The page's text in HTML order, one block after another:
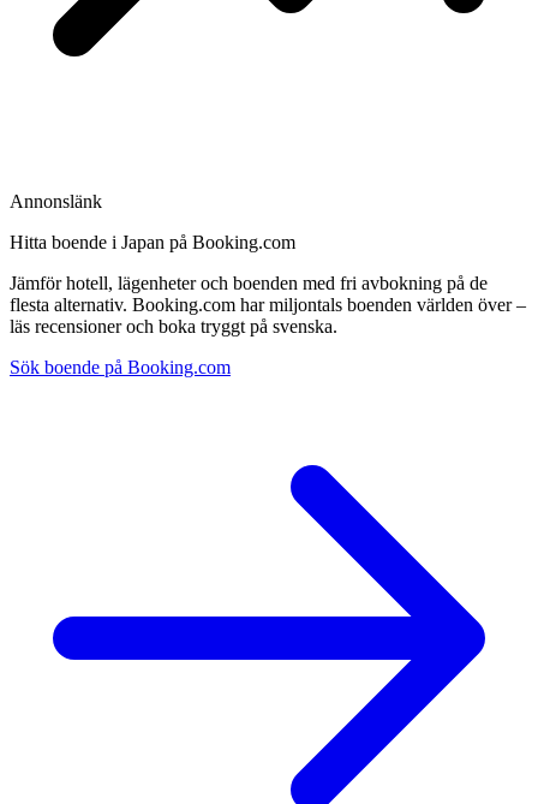
Annonslänk
Hitta boende i Japan på Booking.com
Jämför hotell, lägenheter och boenden med fri avbokning på de
flesta alternativ. Booking.com har miljontals boenden världen över –
läs recensioner och boka tryggt på svenska.
Sök boende på Booking.com